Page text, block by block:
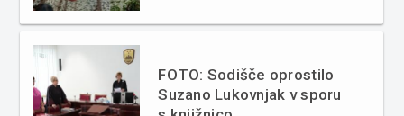
FOTO: Sodišče oprostilo
Suzano Lukovnjak v sporu